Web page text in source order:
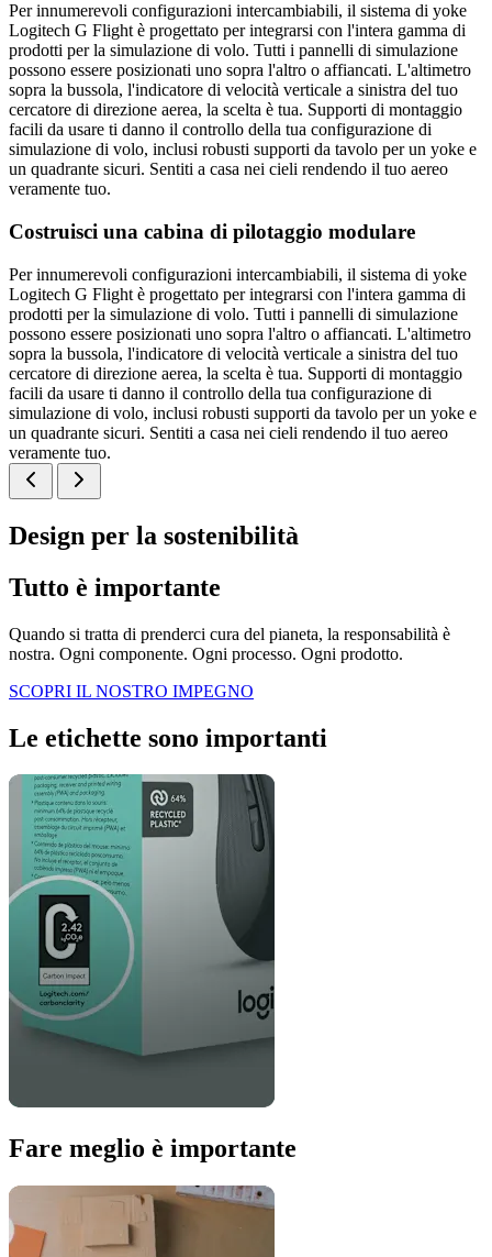
Per innumerevoli configurazioni intercambiabili, il sistema di yoke
Logitech G Flight è progettato per integrarsi con l'intera gamma di
prodotti per la simulazione di volo. Tutti i pannelli di simulazione
possono essere posizionati uno sopra l'altro o affiancati. L'altimetro
sopra la bussola, l'indicatore di velocità verticale a sinistra del tuo
cercatore di direzione aerea, la scelta è tua. Supporti di montaggio
facili da usare ti danno il controllo della tua configurazione di
simulazione di volo, inclusi robusti supporti da tavolo per un yoke e
un quadrante sicuri. Sentiti a casa nei cieli rendendo il tuo aereo
veramente tuo.
Costruisci una cabina di pilotaggio modulare
Per innumerevoli configurazioni intercambiabili, il sistema di yoke
Logitech G Flight è progettato per integrarsi con l'intera gamma di
prodotti per la simulazione di volo. Tutti i pannelli di simulazione
possono essere posizionati uno sopra l'altro o affiancati. L'altimetro
sopra la bussola, l'indicatore di velocità verticale a sinistra del tuo
cercatore di direzione aerea, la scelta è tua. Supporti di montaggio
facili da usare ti danno il controllo della tua configurazione di
simulazione di volo, inclusi robusti supporti da tavolo per un yoke e
un quadrante sicuri. Sentiti a casa nei cieli rendendo il tuo aereo
veramente tuo.
Design per la sostenibilità
Tutto è importante
Quando si tratta di prenderci cura del pianeta, la responsabilità è
nostra. Ogni componente. Ogni processo. Ogni prodotto.
SCOPRI IL NOSTRO IMPEGNO
Le etichette sono importanti
Fare meglio è importante